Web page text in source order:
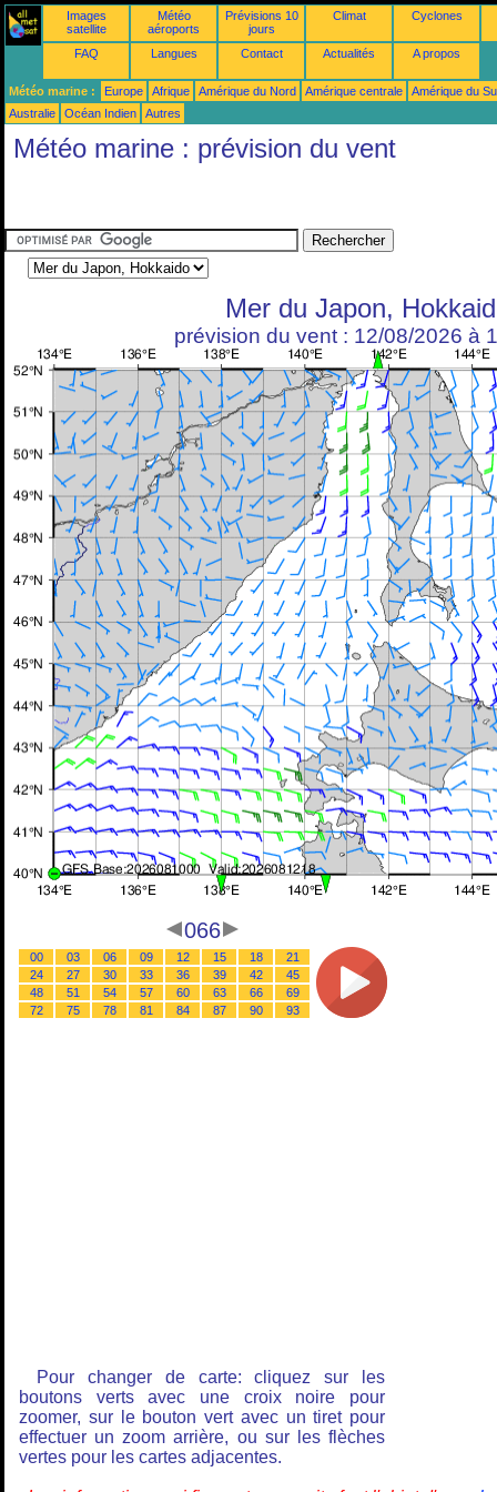
Images
satellite
Météo
aéroports
Prévisions 10
jours
Climat Cyclones
FAQ Langues Contact Actualités A propos
Météo marine : Europe Afrique Amérique du Nord Amérique centrale
Amérique du
Australie
Océan Indien Autres
Météo marine : prévision du vent
Mer du Japon,
prévision du vent : 12/08/2026 à
066
00 03 06 09 12 15 18
21
24
27 30 33 36 39 42
45
48
51 54 57 60 63 66
69
72
75 78 81 84 87 90 93
Pour changer de carte: cliquez sur les
boutons verts avec une croix noire pour
zoomer, sur le bouton vert avec un tiret pour
effectuer un zoom arrière, ou sur les flèches
vertes pour les cartes adjacentes.